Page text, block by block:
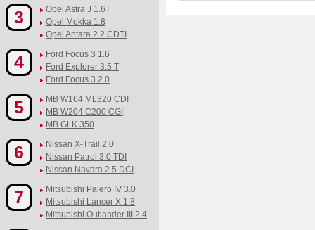
3
Opel Astra J 1.6T
Opel Mokka 1.8
Opel Antara 2.2 CDTI
4
Ford Focus 3 1.6
Ford Explorer 3.5 T
Ford Focus 3 2.0
5
MB W164 ML320 CDI
MB W204 C200 CGI
MB GLK 350
6
Nissan X-Trail 2.0
Nissan Patrol 3.0 TDI
Nissan Navara 2.5 DCI
7
Mitsubishi Pajero IV 3.0
Mitsubishi Lancer X 1.8
Mitsubishi Outlander III 2.4